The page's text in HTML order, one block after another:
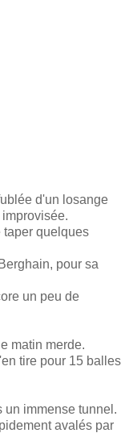
d'un losange
taper quelques
pour sa
un peu de
matin merde.
tire pour 15 balles
un immense tunnel.
avalés par